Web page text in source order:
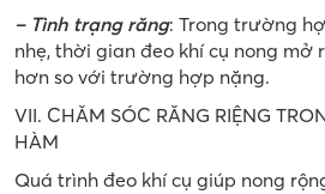
– Tình trạng răng: Trong trường
nhẹ, thời gian đeo khí cụ nong mở
hơn so với trường hợp nặng.
VII. CHĂM SÓC RĂNG RIỆNG
HÀM
Quá trình đeo khí cụ giúp nong